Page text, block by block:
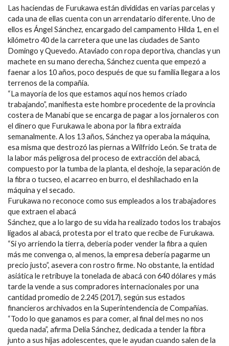
Las haciendas de Furukawa están divididas en varias parcelas y
cada una de ellas cuenta con un arrendatario diferente. Uno de
ellos es Ángel Sánchez, encargado del campamento Hilda 1, en el
kilómetro 40 de la carretera que une las ciudades de Santo
Domingo y Quevedo. Ataviado con ropa deportiva, chanclas y un
machete en su mano derecha, Sánchez cuenta que empezó a
faenar a los 10 años, poco después de que su familia llegara a los
terrenos de la compañía.
“La mayoría de los que estamos aquí nos hemos criado
trabajando”, manifiesta este hombre procedente de la provincia
costera de Manabí que se encarga de pagar a los jornaleros con
el dinero que Furukawa le abona por la fibra extraída
semanalmente. A los 13 años, Sánchez ya operaba la máquina,
esa misma que destrozó las piernas a Wilfrido León. Se trata de
la labor más peligrosa del proceso de extracción del abacá,
compuesto por la tumba de la planta, el deshoje, la separación de
la fibra o tucseo, el acarreo en burro, el deshilachado en la
máquina y el secado.
Furukawa no reconoce como sus empleados a los trabajadores
que extraen el abacá
Sánchez, que a lo largo de su vida ha realizado todos los trabajos
ligados al abacá, protesta por el trato que recibe de Furukawa.
“Si yo arriendo la tierra, debería poder vender la fibra a quien
más me convenga o, al menos, la empresa debería pagarme un
precio justo”, asevera con rostro firme. No obstante, la entidad
asiática le retribuye la tonelada de abacá con 640 dólares y más
tarde la vende a sus compradores internacionales por una
cantidad promedio de 2.245 (2017), según sus estados
financieros archivados en la Superintendencia de Compañías.
“Todo lo que ganamos es para comer, al final del mes no nos
queda nada”, afirma Delia Sánchez, dedicada a tender la fibra
junto a sus hijas adolescentes, que le ayudan cuando salen de la